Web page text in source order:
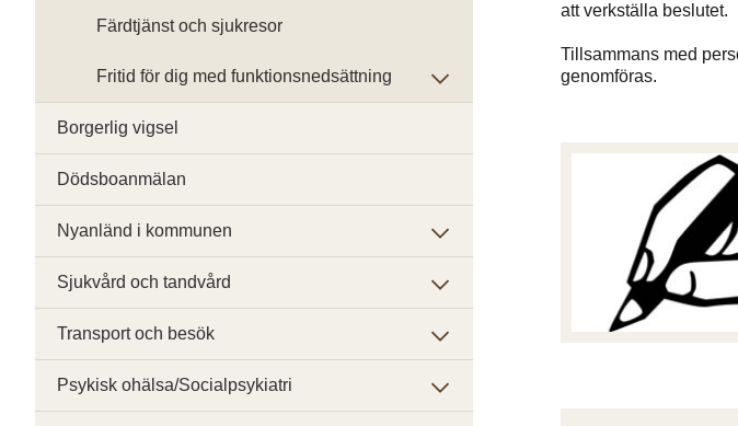
att verkställa beslutet.
Tillsammans med
genomföras.
Färdtjänst och sjukresor
Fritid för dig med funktionsnedsättning
Borgerlig vigsel
Dödsboanmälan
Nyanländ i kommunen
Sjukvård och tandvård
Transport och besök
Psykisk ohälsa/Socialpsykiatri